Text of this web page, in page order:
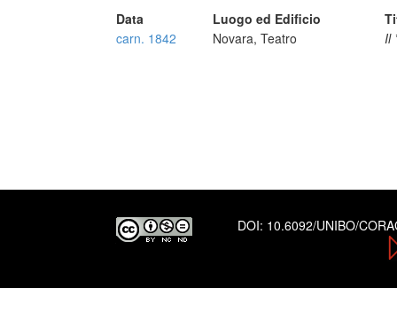
Data Luogo ed Edificio
carn. 1842
Novara, Teatro Il
DOI: 10.6092/UNIBO/